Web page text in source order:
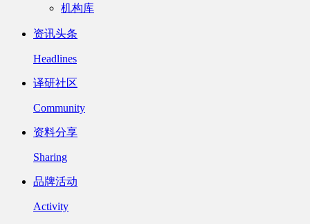
机构库
资讯头条
Headlines
译研社区
Community
资料分享
Sharing
品牌活动
Activity